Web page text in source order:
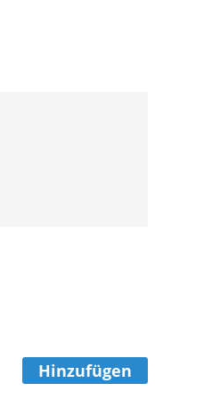
Hinzufügen